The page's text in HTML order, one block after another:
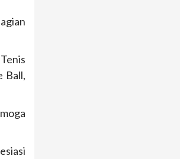
Ball,